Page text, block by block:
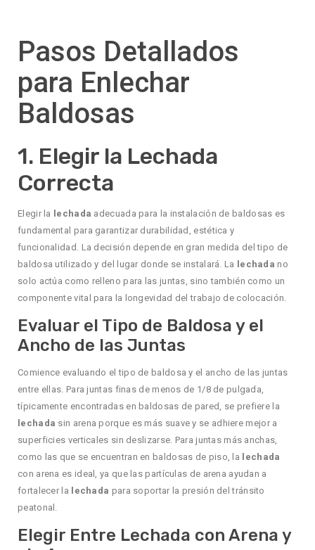
Pasos Detallados
para Enlechar
Baldosas
1. Elegir la Lechada
Correcta
Elegir la lechada adecuada para la instalación de baldosas es
fundamental para garantizar durabilidad, estética y
funcionalidad. La decisión depende en gran medida del tipo de
baldosa utilizado y del lugar donde se instalará. La
lechada no
solo actúa como relleno para las juntas, sino también como un
componente vital para la longevidad del trabajo de colocación.
Evaluar el Tipo de Baldosa y el
Ancho de las Juntas
Comience evaluando el tipo de baldosa y el ancho de las juntas
entre ellas. Para juntas finas de menos de 1/8 de pulgada,
típicamente encontradas en baldosas de pared, se prefiere la
lechada sin arena porque es más suave y se adhiere mejor a
superficies verticales sin deslizarse. Para juntas más anchas,
como las que se encuentran en baldosas de piso, la
lechada
con arena es ideal, ya que las partículas de arena ayudan a
fortalecer la
lechada para soportar la presión del tránsito
peatonal.
Elegir Entre Lechada con Arena y